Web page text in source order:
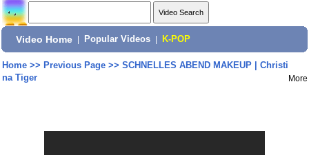
Video Home Popular Videos K-POP
Home>> Previous Page>> SCHNELLES ABEND MAKEUP | Christi
na Tiger
More